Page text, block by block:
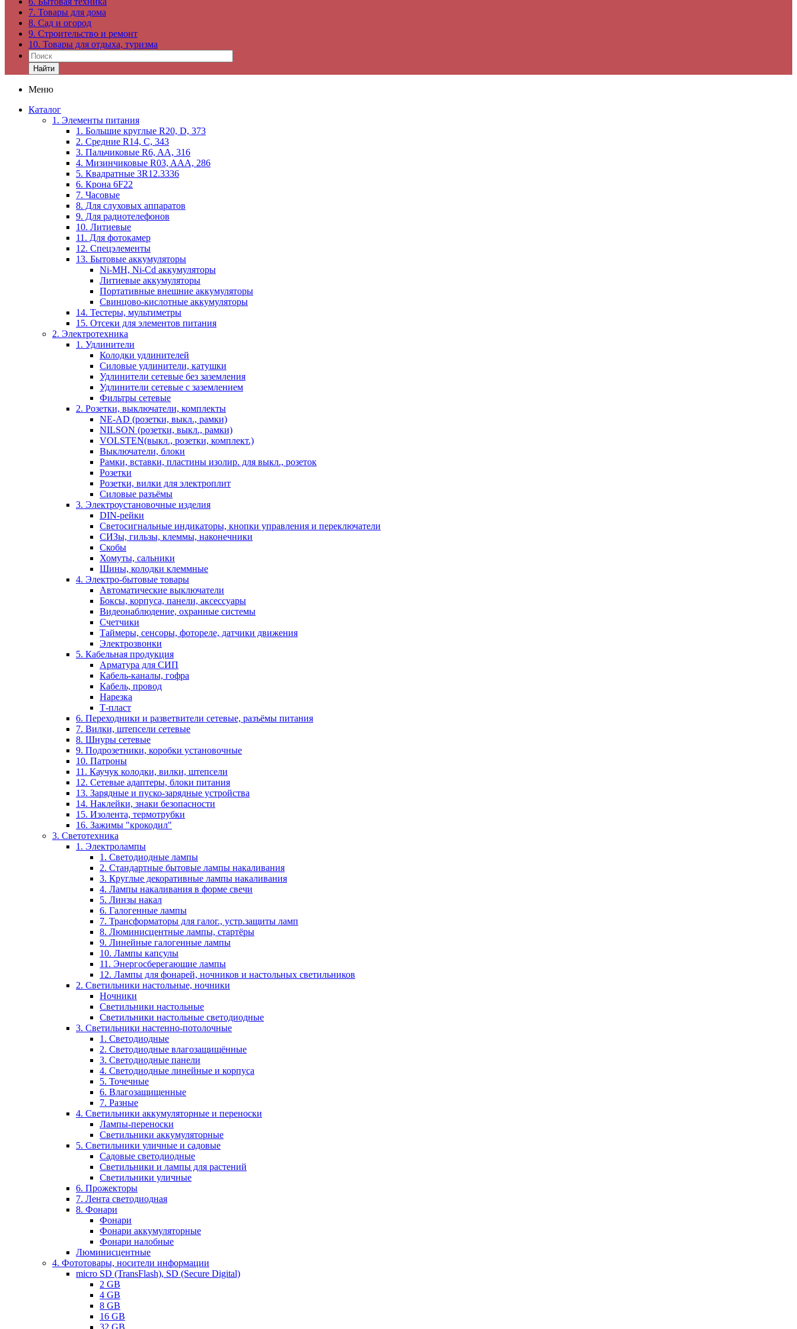
7. Товары для дома
8. Сад и огород
9. Строительство и ремонт
10. Товары для отдыха, туризма
Найти
Меню
Каталог
1. Элементы питания
1. Большие круглые R20, D, 373
2. Средние R14, C, 343
3. Пальчиковые R6, AA, 316
4. Мизинчиковые R03, AAA, 286
5. Квадратные 3R12.3336
6. Крона 6F22
7. Часовые
8. Для слуховых аппаратов
9. Для радиотелефонов
10. Литиевые
11. Для фотокамер
12. Спецэлементы
13. Бытовые аккумуляторы
Ni-MH, Ni-Cd аккумуляторы
Литиевые аккумуляторы
Портативные внешние аккумуляторы
Свинцово-кислотные аккумуляторы
14. Тестеры, мультиметры
15. Отсеки для элементов питания
2. Электротехника
1. Удлинители
Колодки удлинителей
Силовые удлинители, катушки
Удлинители сетевые без заземления
Удлинители сетевые с заземлением
Фильтры сетевые
2. Розетки, выключатели, комплекты
NE-AD (розетки, выкл., рамки)
NILSON (розетки, выкл., рамки)
VOLSTEN(выкл., розетки, комплект.)
Выключатели, блоки
Рамки, вставки, пластины изолир. для выкл., розеток
Розетки
Розетки, вилки для электроплит
Силовые разъёмы
3. Электроустановочные изделия
DIN-рейки
Светосигнальные индикаторы, кнопки управления и переключатели
СИЗы, гильзы, клеммы, наконечники
Скобы
Хомуты, сальники
Шины, колодки клеммные
4. Электро-бытовые товары
Автоматические выключатели
Боксы, корпуса, панели, аксессуары
Видеонаблюдение, охранные системы
Счетчики
Таймеры, сенсоры, фотореле, датчики движения
Электрозвонки
5. Кабельная продукция
Арматура для СИП
Кабель-каналы, гофра
Кабель, провод
Нарезка
Т-пласт
6. Переходники и разветвители сетевые, разъёмы питания
7. Вилки, штепсели сетевые
8. Шнуры сетевые
9. Подрозетники, коробки установочные
10. Патроны
11. Каучук колодки, вилки, штепсели
12. Сетевые адаптеры, блоки питания
13. Зарядные и пуско-зарядные устройства
14. Наклейки, знаки безопасности
15. Изолента, термотрубки
16. Зажимы "крокодил"
3. Светотехника
1. Электролампы
1. Светодиодные лампы
2. Стандартные бытовые лампы накаливания
3. Круглые декоративные лампы накаливания
4. Лампы накаливания в форме свечи
5. Линзы накал
6. Галогенные лампы
7. Трансформаторы для галог., устр.защиты ламп
8. Люминисцентные лампы, стартёры
9. Линейные галогенные лампы
10. Лампы капсулы
11. Энергосберегающие лампы
12. Лампы для фонарей, ночников и настольных светильников
2. Светильники настольные, ночники
Ночники
Светильники настольные
Светильники настольные светодиодные
3. Светильники настенно-потолочные
1. Светодиодные
2. Светодиодные влагозащищённые
3. Светодиодные панели
4. Светодиодные линейные и корпуса
5. Точечные
6. Влагозащищенные
7. Разные
4. Светильники аккумуляторные и переноски
Лампы-переноски
Светильники аккумуляторные
5. Светильники уличные и садовые
Садовые светодиодные
Светильники и лампы для растений
Светильники уличные
6. Прожекторы
7. Лента светодиодная
8. Фонари
Фонари
Фонари аккумуляторные
Фонари налобные
Люминисцентные
4. Фототовары, носители информации
micro SD (TransFlash), SD (Secure Digital)
2 GB
4 GB
8 GB
16 GB
32 GB